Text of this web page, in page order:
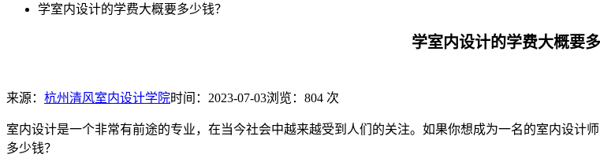
学室内设计的学费大概要多少钱？
学室内设计的学费大概要多
来源： 杭州清风室内设计学院时间：2023-07-03浏览：804 次
室内设计是一个非常有前途的专业，在当今社会中越来越受到人们的关注。如果你想成为一名的室内设
多少钱？